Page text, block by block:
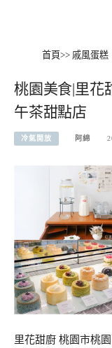
首頁>> 戚風蛋糕
桃園美食|里花
午茶甜點店
冷氣開放 阿綿
里花甜廚 桃園市桃